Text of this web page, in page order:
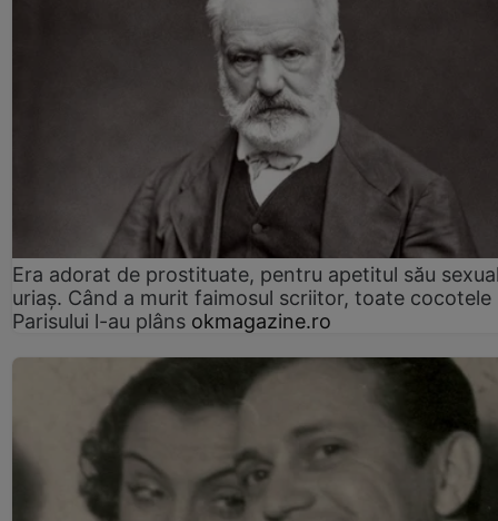
Era adorat de prostituate, pentru apetitul său
uriaș. Când a murit faimosul scriitor, toate cocotele
Parisului l-au plâns okmagazine.ro